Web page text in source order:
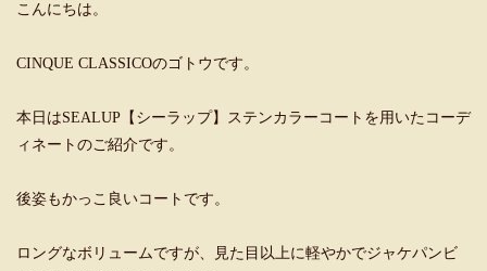
こんにちは。
CINQUE CLASSICOのゴトウです。
本日はSEALUP【シーラップ】ステンカラーコートを用いたコーデ
ィネートのご紹介です。
後姿もかっこ良いコートです。
ロングなボリュームですが、見た目以上に軽やかでジャケパンビ